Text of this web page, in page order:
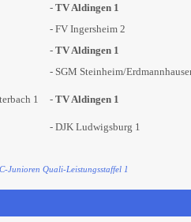
-TV Aldingen 1
- FV Ingersheim 2
-TV Aldingen 1
- SGM Steinheim/
1 -TV Aldingen 1
- DJK Ludwigsburg 1
Junioren Quali-Leistungsstaffel 1